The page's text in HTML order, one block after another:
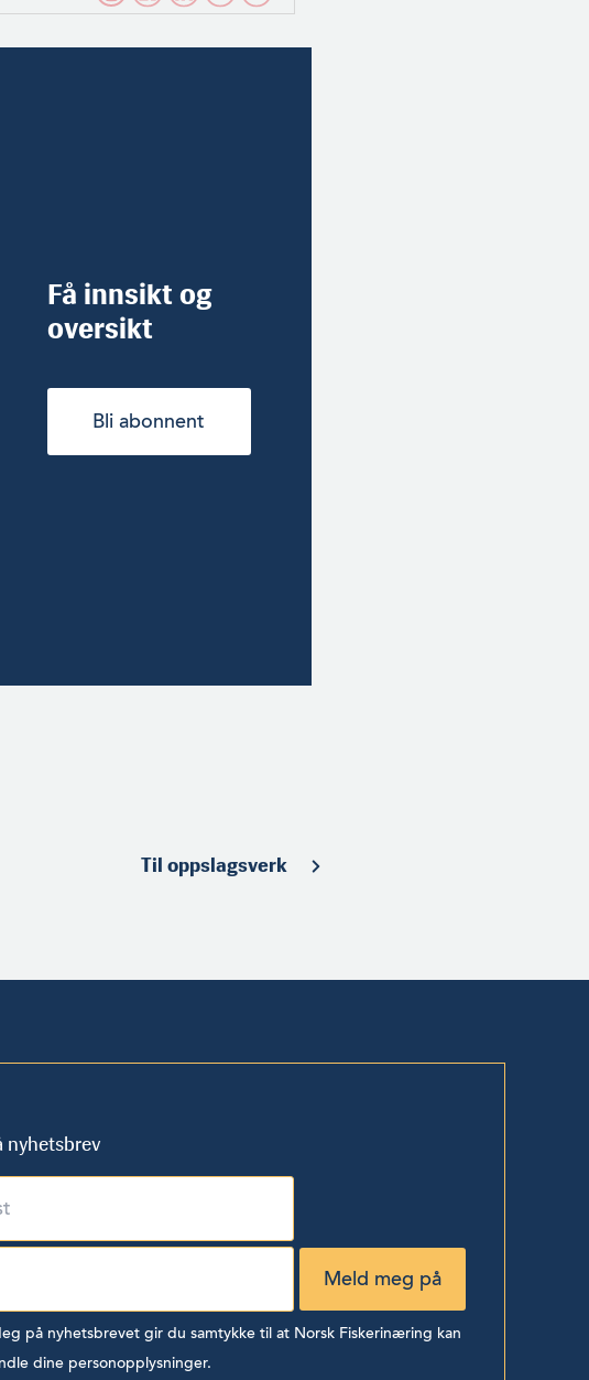
Få innsikt og
oversikt
Bli abonnent
Til oppslagsverk
nyhetsbrev
på nyhetsbrevet gir du samtykke til at Norsk Fiskerinæring kan
dine personopplysninger.